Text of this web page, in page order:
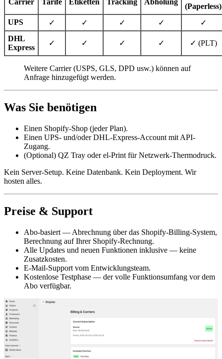
Carrier Tarife Etiketten Tracking Abholung
(Paperless)
UPS
✓ ✓ ✓ ✓
✓
DHL
Express
✓ ✓ ✓ ✓ ✓ (PLT)
Weitere Carrier (USPS, GLS, DPD usw.) können auf
Anfrage hinzugefügt werden.
Was Sie benötigen
Einen Shopify-Shop (jeder Plan).
Einen UPS- und/oder DHL-Express-Account mit API-
Zugang.
(Optional) QZ Tray oder el-Print für Netzwerk-Thermodruck.
Kein Server-Setup. Keine Datenbank. Kein Deployment. Wir
hosten alles.
Preise & Support
Abo-basiert — Abrechnung über das Shopify-Billing-System,
Berechnung auf Ihrer Shopify-Rechnung.
Alle Updates und neuen Funktionen inklusive — keine
Zusatzkosten.
E-Mail-Support vom Entwicklungsteam.
Kostenlose Testphase — der volle Funktionsumfang vor dem
Abo verfügbar.